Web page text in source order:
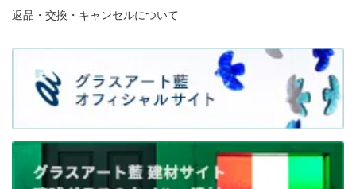
返品・交換・キャンセルについて